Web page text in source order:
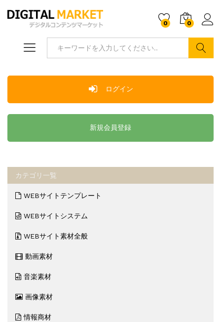
0 0
ログイン
新規会員登録
カテゴリ一覧
WEBサイトテンプレート
WEBサイトシステム
WEBサイト素材全般
動画素材
音楽素材
画像素材
情報商材